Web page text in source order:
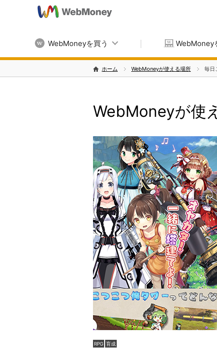
WebMoneyを買う WebMoney
ホーム WebMoneyが使える場所 毎日
WebMoneyが使
RPG 育成